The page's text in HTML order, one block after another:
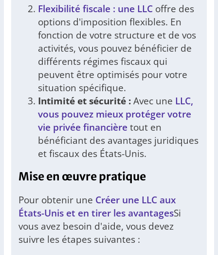
Flexibilité fiscale : une LLC offre des
options d'imposition flexibles. En
fonction de votre structure et de vos
activités, vous pouvez bénéficier de
différents régimes fiscaux qui
peuvent être optimisés pour votre
situation spécifique.
Intimité et sécurité :Avec une LLC,
vous pouvez mieux protéger votre
vie privée financière tout en
bénéficiant des avantages juridiques
et fiscaux des États-Unis.
Mise en œuvre pratique
Pour obtenir une Créer une LLC aux
États-Unis et en tirer les avantagesSi
vous avez besoin d'aide, vous devez
suivre les étapes suivantes :